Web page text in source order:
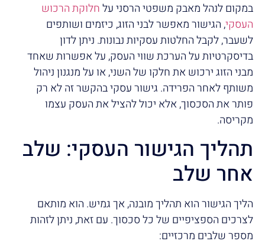
במקום לנהל מאבק משפטי הרסני עלחלוקת הרכוש
העסקי, הגישור מאפשר לבני הזוג, כיזמים ושותפים
לשעבר, לקבל החלטות עסקיות נבונות. ניתן לדון
בדיסקרטיות על הערכת שווי העסק, על אפשרות שאחד
מבני הזוג ירכוש את חלקו של השני, או על מנגנון ניהול
משותף לאחר הפרידה. גישור עסקי בהקשר זה לא רק
פותר את הסכסוך, אלא יכול להציל את העסק עצמו
מקריסה.
תהליך הגישור העסקי: שלב
אחר שלב
הליך הגישור הוא תהליך מובנה, אך גמיש. הוא מותאם
לצרכים הספציפיים של כל סכסוך. עם זאת, ניתן לזהות
מספר שלבים מרכזיים: